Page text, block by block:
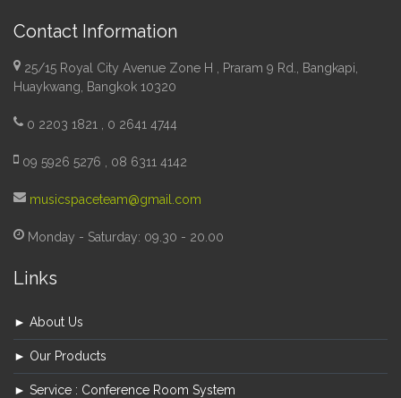
Contact Information
25/15 Royal City Avenue Zone H , Praram 9 Rd., Bangkapi,
Huaykwang, Bangkok 10320
0 2203 1821 , 0 2641 4744
09 5926 5276 , 08 6311 4142
musicspaceteam@gmail.com
Monday - Saturday: 09.30 - 20.00
Links
► About Us
► Our Products
► Service : Conference Room System